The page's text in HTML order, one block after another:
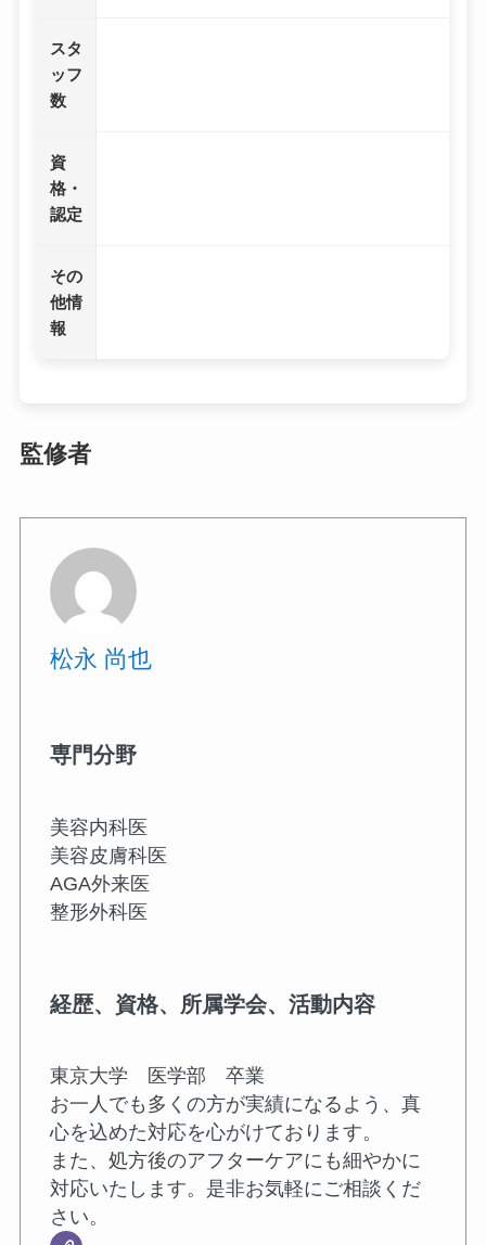
スタ
ッフ
数
資
格・
認定
その
他情
報
監修者
松永 尚也
専門分野
美容内科医
美容皮膚科医
AGA外来医
整形外科医
経歴、資格、所属学会、活動内容
東京大学 医学部 卒業
お一人でも多くの方が実績になるよう、真
心を込めた対応を心がけております。
また、処方後のアフターケアにも細やかに
対応いたします。是非お気軽にご相談くだ
さい。